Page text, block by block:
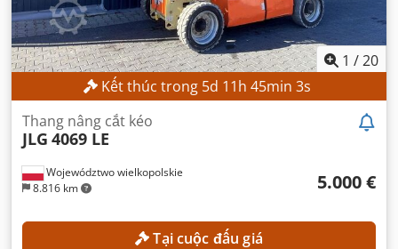
1 /20
Kết thúc trong 5d 11h 45min 1s
Województwo wielkopolskie
8.816 km
Thang nâng cắt kéo
JLG 4069 LE
5.000 €
Tại cuộc đấu giá